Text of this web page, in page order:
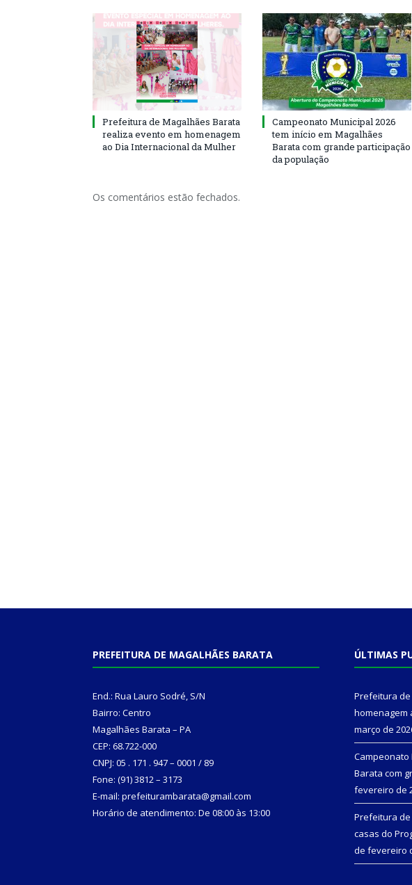
Prefeitura de Magalhães Barata
realiza evento em homenagem
ao Dia Internacional da Mulher
Campeonato Municipal 2026
tem início em Magalhães
Barata com grande participação
da população
Os comentários estão fechados.
PREFEITURA DE MAGALHÃES BARATA
End.: Rua Lauro Sodré, S/N
Bairro: Centro
Magalhães Barata – PA
CEP: 68.722-000
CNPJ: 05 . 171 . 947 – 0001 / 89
Fone: (91) 3812 – 3173
E-mail: prefeiturambarata@gmail.com
Horário de atendimento: De 08:00 às 13:00
ÚLTIMAS
Prefeitura
homenagem
março de
Campeonato
Barata com
fevereiro de
Prefeitura
casas do
de fevereiro